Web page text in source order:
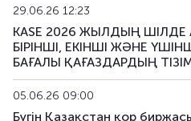
29.06.26 12:23
KASE 2026 ЖЫЛДЫҢ ШІЛДЕ
БІРІНШІ, ЕКІНШІ ЖӘНЕ
БАҒАЛЫ ҚАҒАЗДАРДЫҢ
05.06.26 09:00
Бүгін Қазақстан қор